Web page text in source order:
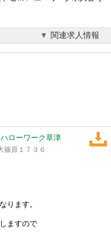
関連求人情報
ハローワーク草津
原１７３６
ります。
ますので